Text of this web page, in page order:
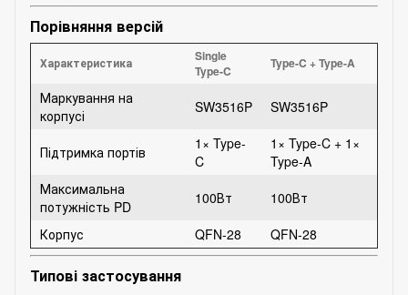
Порівняння версій
Характеристика
Single
Type-C
Type-C + Type-A
Маркування на
корпусі
SW3516P SW3516P
Підтримка портів
1× Type-
C
1× Type-C + 1×
Type-A
Максимальна
потужність PD
100Вт
100Вт
Корпус
QFN-28 QFN-28
Типові застосування